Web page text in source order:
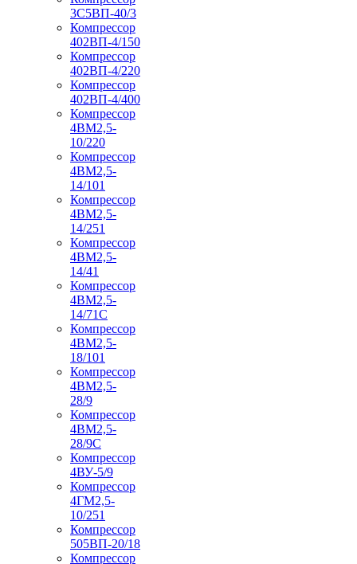
3С5ВП-40/3
Компрессор
402ВП-4/150
Компрессор
402ВП-4/220
Компрессор
402ВП-4/400
Компрессор
4ВМ2,5-
10/220
Компрессор
4ВМ2,5-
14/101
Компрессор
4ВМ2,5-
14/251
Компрессор
4ВМ2,5-
14/41
Компрессор
4ВМ2,5-
14/71C
Компрессор
4ВМ2,5-
18/101
Компрессор
4ВМ2,5-
28/9
Компрессор
4ВМ2,5-
28/9С
Компрессор
4ВУ-5/9
Компрессор
4ГМ2,5-
10/251
Компрессор
505ВП-20/18
Компрессор